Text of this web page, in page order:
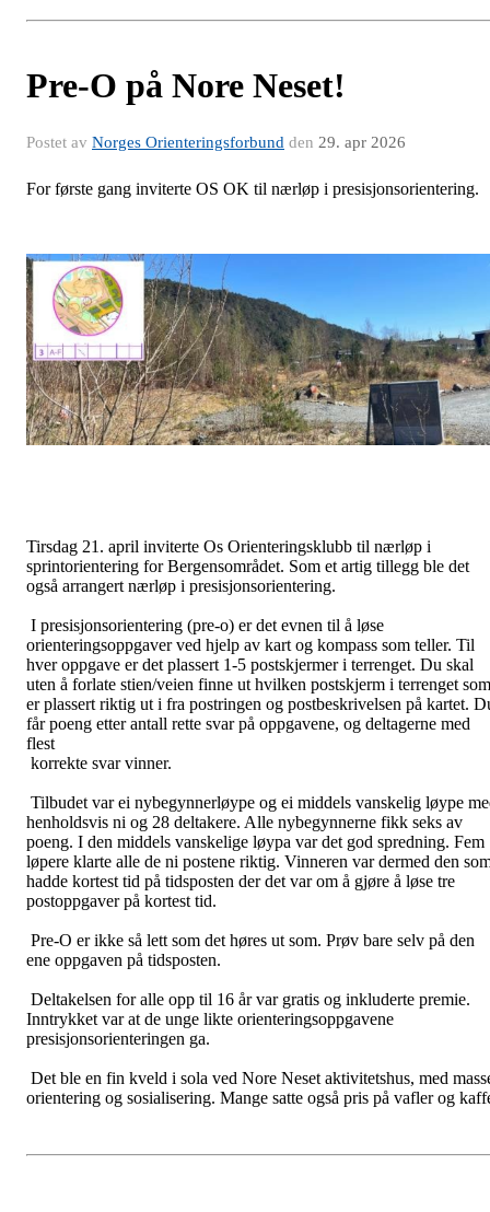
Pre-O på Nore Neset!
Postet av Norges Orienteringsforbund den 29. apr 2026
For første gang inviterte OS OK til nærløp i presisjonsorientering.
Tirsdag 21. april inviterte Os Orienteringsklubb til nærløp i
sprintorientering for Bergensområdet. Som et artig tillegg ble det
også arrangert nærløp i presisjonsorientering.
I presisjonsorientering (pre-o) er det evnen til å løse
orienteringsoppgaver ved hjelp av kart og kompass som teller. Til
hver oppgave er det plassert 1-5 postskjermer i terrenget. Du skal
uten å forlate stien/veien finne ut hvilken postskjerm i terrenget som
er plassert riktig ut i fra postringen og postbeskrivelsen på kartet.
får poeng etter antall rette svar på oppgavene, og deltagerne med
flest
korrekte svar vinner.
Tilbudet var ei nybegynnerløype og ei middels vanskelig løype
henholdsvis ni og 28 deltakere. Alle nybegynnerne fikk seks av
poeng. I den middels vanskelige løypa var det god spredning. Fem
løpere klarte alle de ni postene riktig. Vinneren var dermed den
hadde kortest tid på tidsposten der det var om å gjøre å løse tre
postoppgaver på kortest tid.
Pre-O er ikke så lett som det høres ut som. Prøv bare selv på den
ene oppgaven på tidsposten.
Deltakelsen for alle opp til 16 år var gratis og inkluderte premie.
Inntrykket var at de unge likte orienteringsoppgavene
presisjonsorienteringen ga.
Det ble en fin kveld i sola ved Nore Neset aktivitetshus, med
orientering og sosialisering. Mange satte også pris på vafler og